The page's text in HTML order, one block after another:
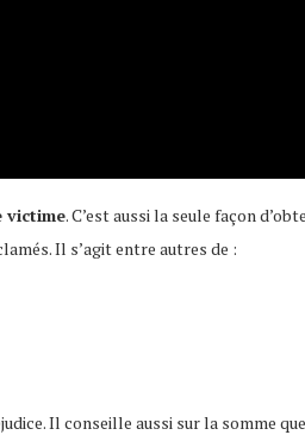
victime. C’est aussi la seule façon
Il s’agit entre autres de :
Il conseille aussi sur la somme